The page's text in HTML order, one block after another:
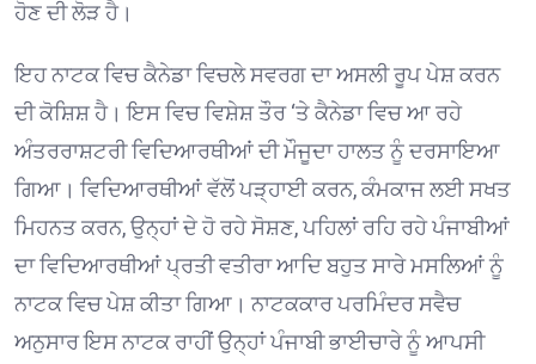
ਹੋਣ ਦੀ ਲੋੜ ਹੈ।
ਇਹ ਨਾਟਕ ਵਿਚ ਕੈਨੇਡਾ ਵਿਚਲੇ ਸਵਰਗ ਦਾ ਅਸਲੀ ਰੂਪ ਪੇਸ਼ ਕਰਨ
ਦੀ ਕੋਸ਼ਿਸ਼ ਹੈ। ਇਸ ਵਿਚ ਵਿਸ਼ੇਸ਼ ਤੌਰ ‘ਤੇ ਕੈਨੇਡਾ ਵਿਚ ਆ ਰਹੇ
ਅੰਤਰਰਾਸ਼ਟਰੀ ਵਿਦਿਆਰਥੀਆਂ ਦੀ ਮੌਜੂਦਾ ਹਾਲਤ ਨੂੰ ਦਰਸਾਇਆ
ਗਿਆ। ਵਿਦਿਆਰਥੀਆਂ ਵੱਲੋਂ ਪੜ੍ਹਾਈ ਕਰਨ, ਕੰਮਕਾਜ ਲਈ ਸਖਤ
ਮਿਹਨਤ ਕਰਨ, ਉਨ੍ਹਾਂ ਦੇ ਹੋ ਰਹੇ ਸੋਸ਼ਣ, ਪਹਿਲਾਂ ਰਹਿ ਰਹੇ ਪੰਜਾਬੀਆਂ
ਦਾ ਵਿਦਿਆਰਥੀਆਂ ਪ੍ਰਤੀ ਵਤੀਰਾ ਆਦਿ ਬਹੁਤ ਸਾਰੇ ਮਸਲਿਆਂ ਨੂੰ
ਨਾਟਕ ਵਿਚ ਪੇਸ਼ ਕੀਤਾ ਗਿਆ। ਨਾਟਕਕਾਰ ਪਰਮਿੰਦਰ ਸਵੈਚ
ਅਨੁਸਾਰ ਇਸ ਨਾਟਕ ਰਾਹੀਂ ਉਨ੍ਹਾਂ ਪੰਜਾਬੀ ਭਾਈਚਾਰੇ ਨੂੰ ਆਪਸੀ